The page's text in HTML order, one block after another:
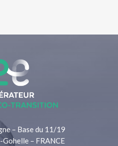
– Base du 11/19
– FRANCE